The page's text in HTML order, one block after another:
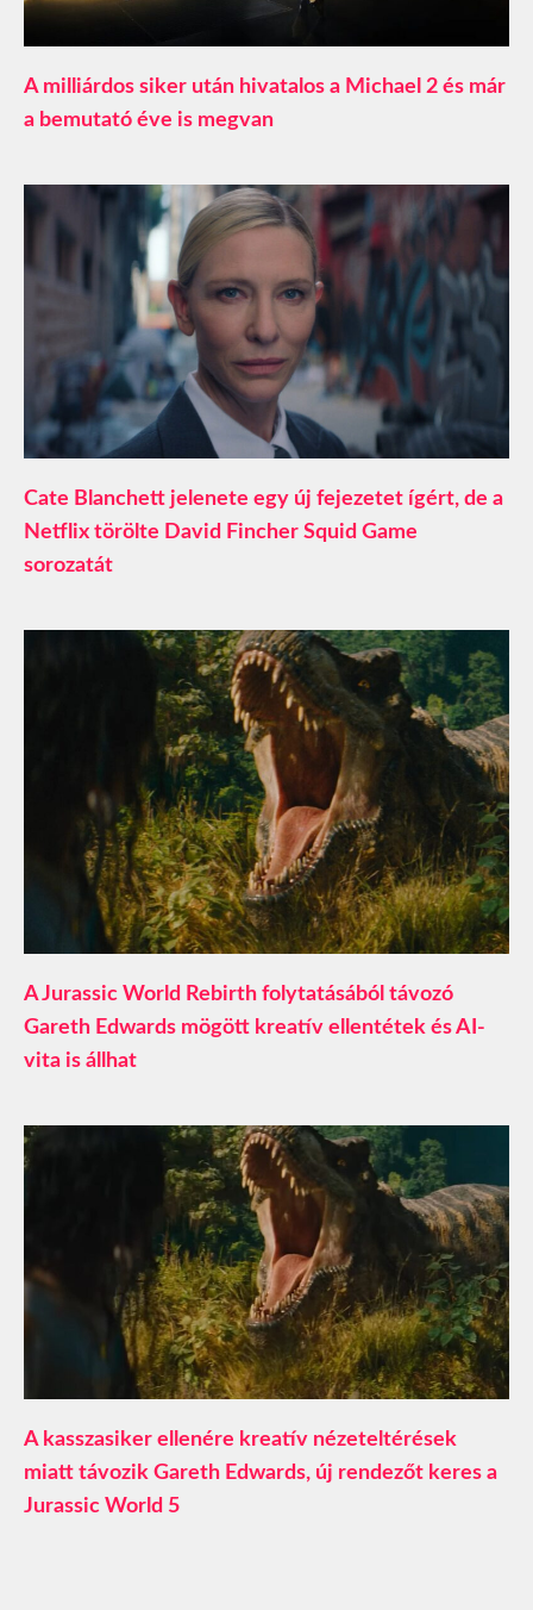
A milliárdos siker után hivatalos a Michael 2 és már
a bemutató éve is megvan
Cate Blanchett jelenete egy új fejezetet ígért, de a
Netflix törölte David Fincher Squid Game
sorozatát
A Jurassic World Rebirth folytatásából távozó
Gareth Edwards mögött kreatív ellentétek és AI-
vita is állhat
A kasszasiker ellenére kreatív nézeteltérések
miatt távozik Gareth Edwards, új rendezőt keres a
Jurassic World 5